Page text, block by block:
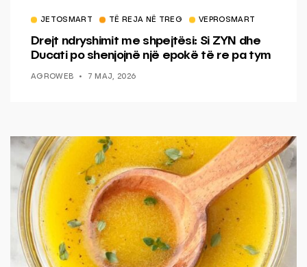
JETOSMART TË REJA NË TREG VEPROSMART
Drejt ndryshimit me shpejtësi: Si ZYN dhe
Ducati po shenjojnë një epokë të re pa tym
AGROWEB 7 MAJ, 2026